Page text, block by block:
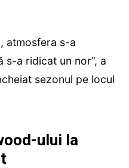
atmosfera s-a
s-a ridicat un nor”, a
sezonul pe locul
ului la